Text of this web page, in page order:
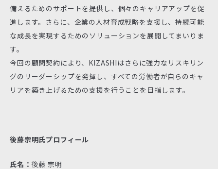
備えるためのサポートを提供し、個々のキャリアアップを促
進します。さらに、企業の人材育成戦略を支援し、持続可能
な成長を実現するためのソリューションを展開してまいりま
す。
今回の顧問契約により、KIZASHIはさらに強力なリスキリン
グのリーダーシップを発揮し、すべての労働者が自らのキャ
リアを築き上げるための支援を行うことを目指します。
後藤宗明氏プロフィール
氏名： 後藤 宗明